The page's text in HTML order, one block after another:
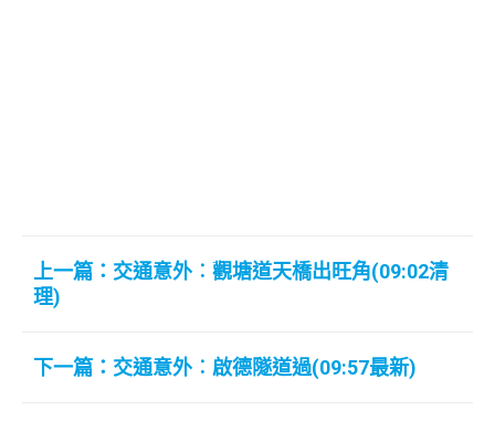
上一篇：交通意外︰觀塘道天橋出旺角(09:02清
理)
下一篇：交通意外︰啟德隧道過(09:57最新)